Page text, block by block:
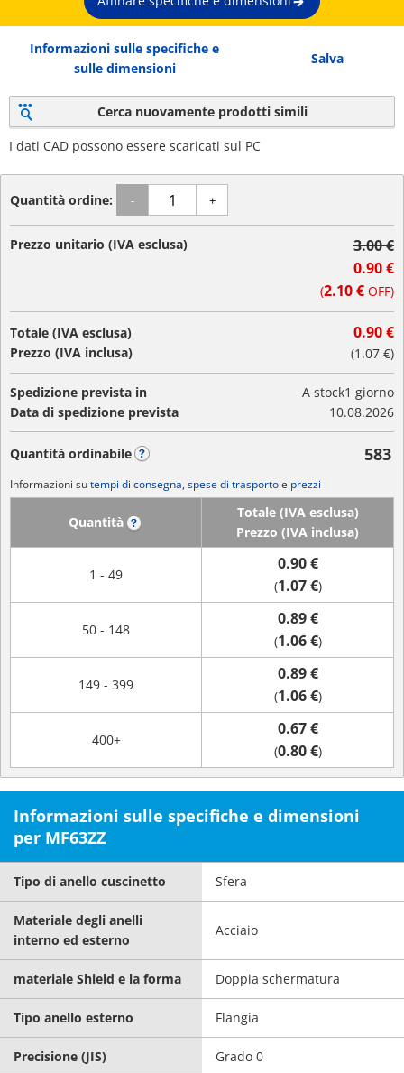
Informazioni sulle specifiche e
sulle dimensioni
Salva
Cerca nuovamente prodotti simili
I dati CAD possono essere scaricati sul PC
Quantità ordine: - +
Prezzo unitario (IVA esclusa)
3.00 €
0.90 €
(2.10 € OFF)
Totale (IVA esclusa)
Prezzo (IVA inclusa)
0.90 €
(1.07 €)
Spedizione prevista in
Data di spedizione prevista
A stock1 giorno
10.08.2026
Quantità ordinabile 583
Informazioni sutempi di consegna, spese di trasportoe prezzi
Quantità
Totale (IVA esclusa)
Prezzo (IVA inclusa)
1 - 49
0.90 €
(1.07 €)
50 - 148
0.89 €
(1.06 €)
149 - 399
0.89 €
(1.06 €)
400+
0.67 €
(0.80 €)
Informazioni sulle specifiche e dimensioni
per MF63ZZ
Tipo di anello cuscinetto Sfera
Materiale degli anelli
interno ed esterno
Acciaio
materiale Shield e la forma Doppia schermatura
Tipo anello esterno Flangia
Precisione (JIS) Grado 0